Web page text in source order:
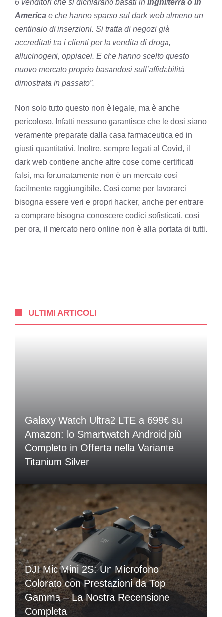
6 venditori che si dichiarano basati in Inghilterra o in
America e che hanno sparso sul dark web almeno un
centinaio di inserzioni. Si tratta di negozi già
accreditati tra i clienti per la vendita di droga,
allucinogeni, oppiacei. E che hanno scelto questo
nuovo mercato proprio basandosi sull’affidabilità
dimostrata in passato”.
Non solo tutto questo non è legale, ma è anche
pericoloso. Infatti nessuno garantisce che le dosi siano
veramente preparate dalla casa farmaceutica ed in
giusti quantitativi. Inoltre, sempre legati al Covid, il
dark web contiene anche altre cose come certificati
falsi, ma fortunatamente non è un mercato così
facilmente raggiungibile. Così come per lavorarci
bisogna essere veri e propri hacker, anche per entrare
a comprare bisogna conoscere codici sofisticati, così
per ora, il mercato nero online non è alla portata di tutti.
ULTIMI ARTICOLI
Galaxy Watch Ultra2 LTE a 699€ su
Amazon: lo Smartwatch Android più
Completo in Offerta nella Variante
Titanium Silver
DJI Mic Mini 2S: Un Microfono
Colorato con Prestazioni da Top
Gamma – La Nostra Recensione
Completa